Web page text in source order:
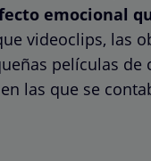
emocional
videoclips, las
películas de
las que se